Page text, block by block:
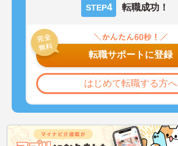
STEP4 転職成功！
転職サポートに登録
はじめて転職する方へ